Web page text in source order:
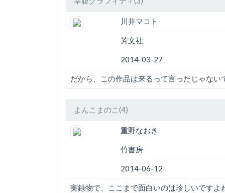
川井マコト
芳文社
2014-03-27
だから、この作品は来るって言ったじゃない
よんこまのこ(4)
重野なおき
竹書房
2014-06-12
実録物で、ここまで面白いのは珍しいですよ